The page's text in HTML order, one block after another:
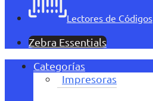
Lectores de Códigos
Zebra Essentials
Categorías
Impresoras